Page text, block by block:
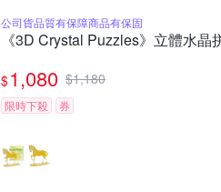
公司貨品質有保障商品有保固
《3D Crystal Puzzles》立體水
$1,080 $1,180
限時下殺 券